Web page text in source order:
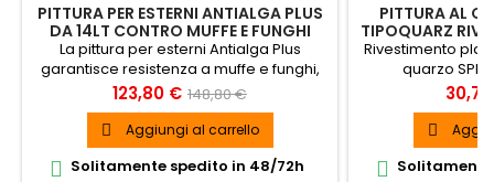
PITTURA PER ESTERNI ANTIALGA PLUS
DA 14LT CONTRO MUFFE E FUNGHI
La pittura per esterni Antialga Plus
garantisce resistenza a muffe e funghi,
alcali ed agenti atmosferici
Prezzo
123,80 € Prezzo
base
148,80 €
 Aggiungi al carrello
 Solitamente spedito in 48/72h
PITTURA AL
TIPOQUARZ
Rivestimento
quarzo

